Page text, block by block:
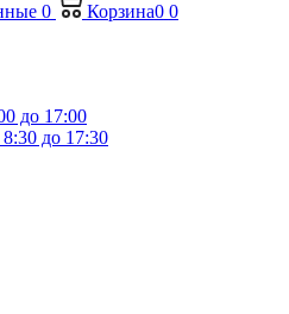
0 Корзина0 0
до 17:00
до 17:30